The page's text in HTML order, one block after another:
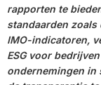
rapporten te
standaarden zoals
IMO-indicatoren,
ESG voor
ondernemingen in